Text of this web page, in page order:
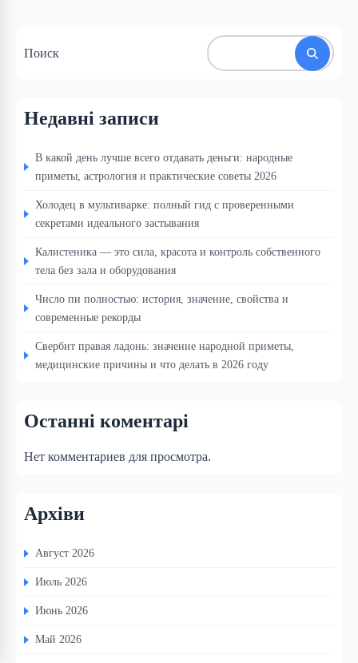
Поиск
Недавні записи
В какой день лучше всего отдавать деньги: народные
приметы, астрология и практические советы 2026
Холодец в мультиварке: полный гид с проверенными
секретами идеального застывания
Калистеника — это сила, красота и контроль собственного
тела без зала и оборудования
Число пи полностью: история, значение, свойства и
современные рекорды
Свербит правая ладонь: значение народной приметы,
медицинские причины и что делать в 2026 году
Останні коментарі
Нет комментариев для просмотра.
Архіви
Август 2026
Июль 2026
Июнь 2026
Май 2026